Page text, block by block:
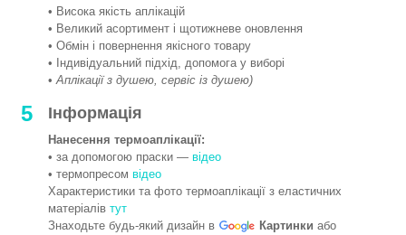
• Висока якість аплікацій
• Великий асортимент і щотижневе оновлення
• Обмін і повернення якісного товару
• Індивідуальний підхід, допомога у виборі
•Аплікації з душею, сервіс із душею)
5 Інформація
Нанесення термоаплікації:
• за допомогою праски — відео
• термопресом відео
Характеристики та фото термоаплікації з еластичних
матеріалів тут
Знаходьте будь-який дизайн в
Картинки або